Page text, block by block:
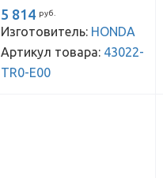
5 814 руб.
Изготовитель: HONDA
Артикул товара: 43022-
TR0-E00